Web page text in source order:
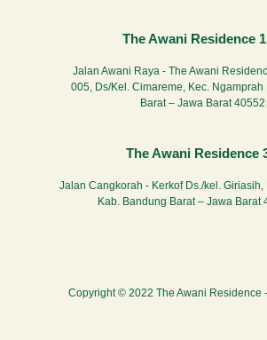
The Awani Residence
Jalan Awani Raya - The Awani
005, Ds/Kel. Cimareme, Kec. Ngamprah
Barat – Jawa Barat 40552
The Awani Residence
Jalan Cangkorah - Kerkof Ds./kel. Giriasih,
Kab. Bandung Barat – Jawa Barat
Copyright © 2022 The Awani Residence -